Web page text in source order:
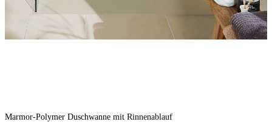
Marmor-Polymer Duschwanne mit Rinnenablauf